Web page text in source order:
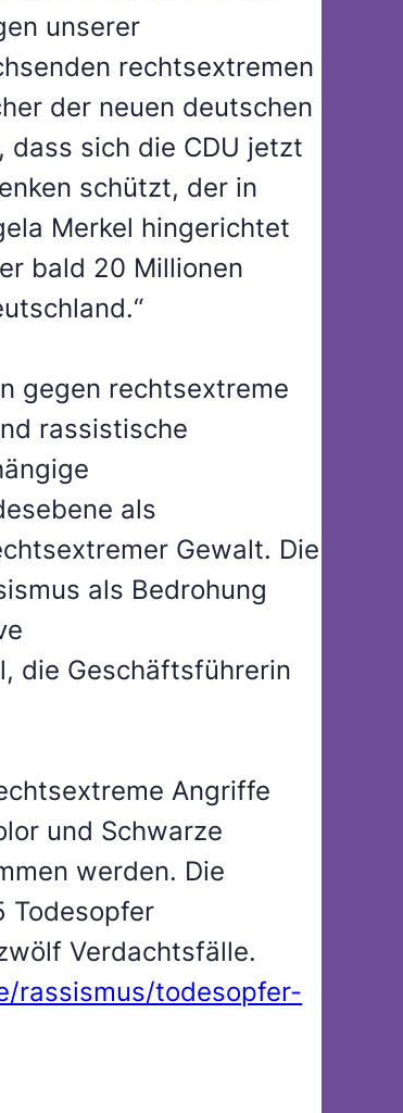
unserer
rechtsextremen
der neuen deutschen
dass sich die CDU jetzt
schützt, der in
Merkel hingerichtet
bald 20 Millionen
gegen rechtsextreme
rassistische
als
Gewalt. Die
als Bedrohung
die Geschäftsführerin
Angriffe
und Schwarze
werden. Die
Todesopfer
Verdachtsfälle.
rassismus/todesopfer-